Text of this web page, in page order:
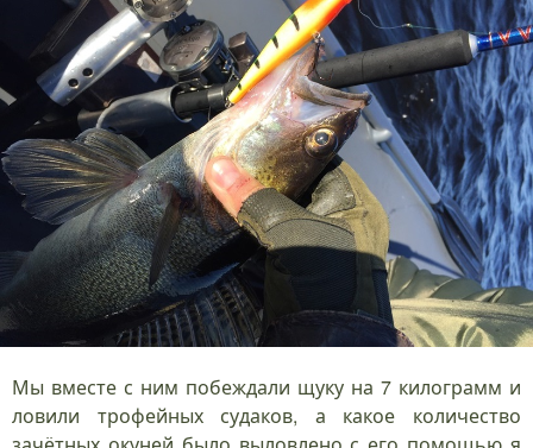
Мы вместе с ним побеждали щуку на 7 килограмм и
ловили трофейных судаков, а какое количество